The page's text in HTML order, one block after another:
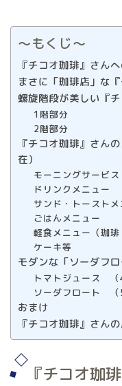
〜もくじ〜
『チコオ珈琲』さん
まさに「珈琲店」な
螺旋階段が美しい『
1階部分
2階部分
『チコオ珈琲』さん
在）
モーニングサービ
ドリンクメニュー
サンド・トーストメ
ごはんメニュー
軽食メニュー（珈琲
ケーキ等
モダンな「ソーダフ
トマトジュース （
ソーダフロート （
おまけ
『チコオ珈琲』さん
『チコオ珈